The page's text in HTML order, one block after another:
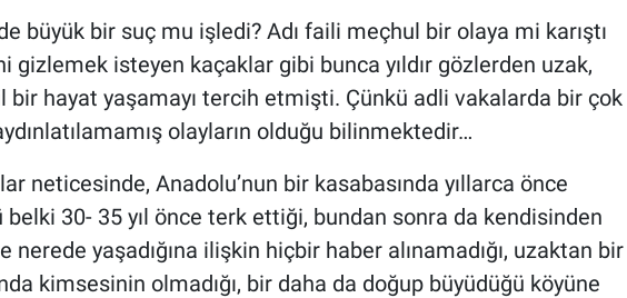
büyük bir suç mu işledi? Adı faili meçhul bir olaya mi karıştı
gizlemek isteyen kaçaklar gibi bunca yıldır gözlerden uzak,
bir hayat yaşamayı tercih etmişti. Çünkü adli vakalarda bir çok
olayların olduğu bilinmektedir…
neticesinde, Anadolu’nun bir kasabasında yıllarca önce
belki 30- 35 yıl önce terk ettiği, bundan sonra da kendisinden
nerede yaşadığına ilişkin hiçbir haber alınamadığı, uzaktan bir
kimsesinin olmadığı, bir daha da doğup büyüdüğü köyüne